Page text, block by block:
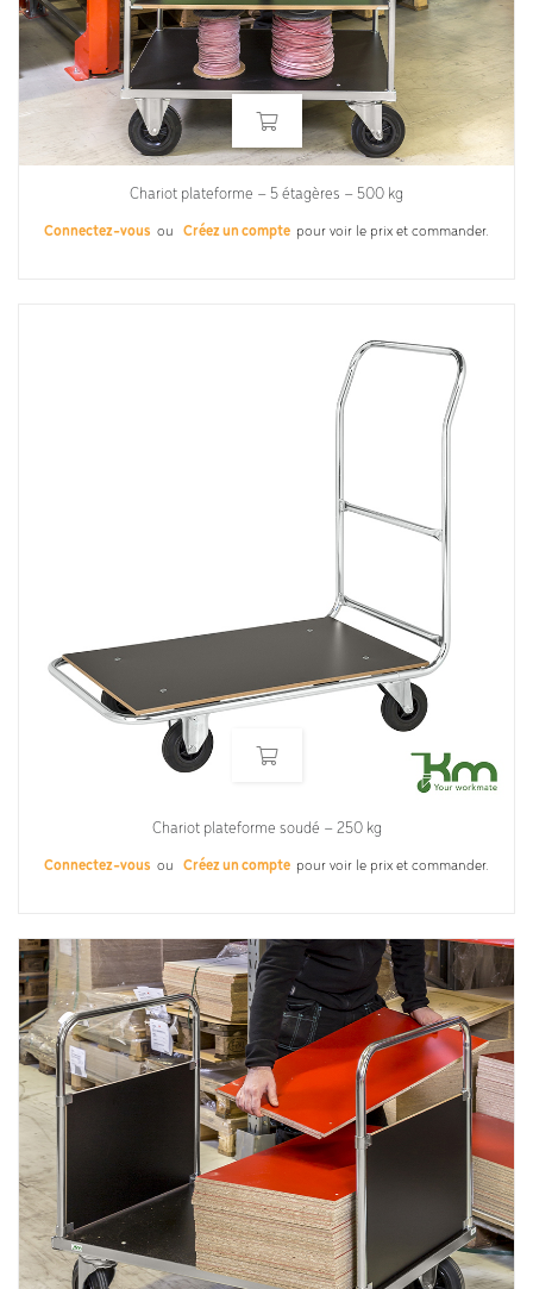
Chariot plateforme – 5 étagères – 500 kg
Connectez-vous ou Créez un compte pour voir le prix et commander.
Chariot plateforme soudé – 250 kg
Connectez-vous ou Créez un compte pour voir le prix et commander.